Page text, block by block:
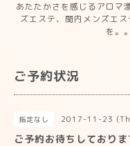
あたたかさを感じるアロマ
ズエステ、関内メンズエ
を。
ご予約状況
指定なし 2017-11-23
ご予約お待ちしておりま